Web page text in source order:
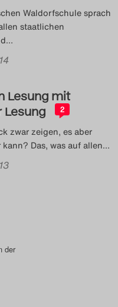
Waldorfschule sprach
staatlichen
…
Lesung mit
Lesung
2
zwar zeigen, es aber
Das, was auf allen…
der